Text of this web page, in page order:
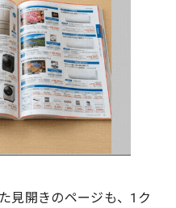
見開きのページも、1ク